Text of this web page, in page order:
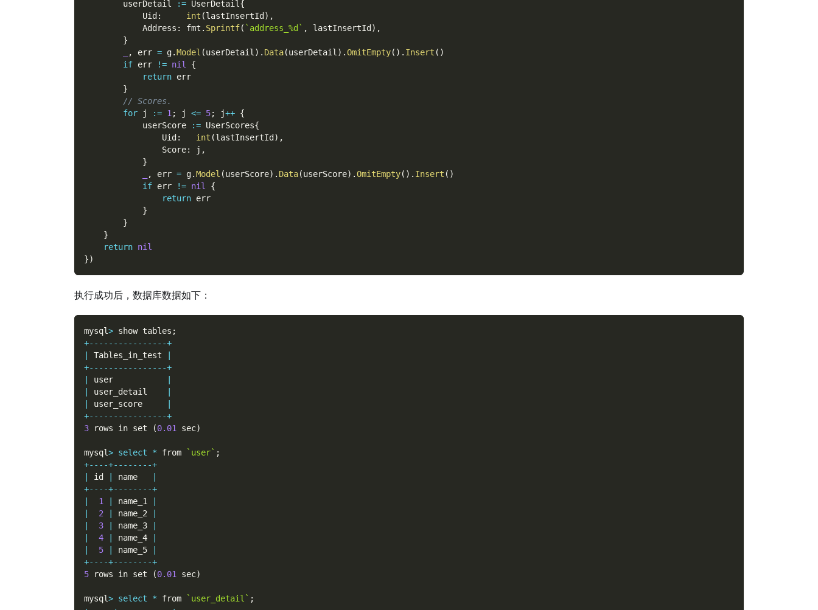
        userDetail
:= UserDetail{
            Uid
: int (lastInsertId ) ,
            Address
: fmt . Sprintf( `address_%d` , lastInsertId ) ,
}
, err = g.Model (userDetail) . Data(userDetail) .OmitEmpty( ) . Insert ( )
if err != nil
{
return err
}
// Scores.
for j := 1; j <= 5; j++ {
            userScore
:= UserScores{
                Uid
: int (lastInsertId ) ,
                Score
: j ,
}
, err = g.Model (userScore) . Data(userScore) .OmitEmpty( ) . Insert ( )
if err != nil
{
return err
}
}
}
return nil
})
执行成功后，数据库数据如下：
mysql> show tables ;
+-- -- -- -- -- -- -- --+
Tables_in_test
+-- -- -- -- -- -- -- --+
user
user_detail
user_score
+-- -- -- -- -- -- -- --+
3 rows in set (0.01 sec)
mysql> select * from `user` ;
+-- --+-- -- -- --+
id name
+-- --+-- -- -- --+
1 name_1
2 name_2
3 name_3
4 name_4
5 name_5
+-- --+-- -- -- --+
5 rows in set (0.01 sec)
mysql> select * from `user_detail` ;